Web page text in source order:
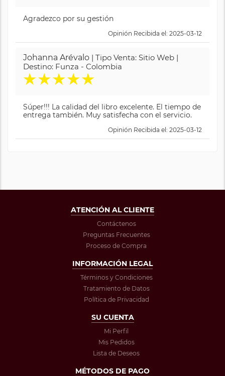
Agradezco por su gestión
Opinión Recibida el: 2025-03-12
Johanna Arévalo | Tipo Venta: Sitio Web |
Destino: Funza - Colombia
★★★★★
Súper!!! La calidad del libro excelente. El tiempo de
entrega también. Muy satisfecha con el servicio.
Opinión Recibida el: 2025-03-12
ATENCIÓN AL CLIENTE
Contáctenos
Preguntas Frecuentes
Proceso de Compra
INFORMACIÓN LEGAL
Términos y Condiciones
Tratamiento de Datos
Política de Privacidad
SU CUENTA
Mi Perfil
Mis Pedidos
Lista de Deseos
MÉTODOS DE PAGO